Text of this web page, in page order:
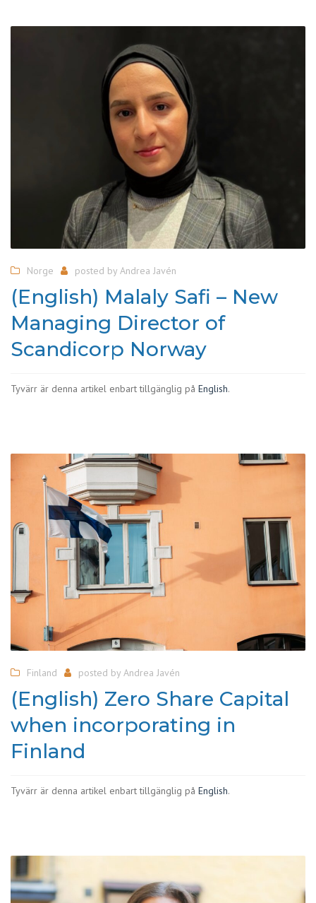
Norge posted by Andrea Javén
(English) Malaly Safi – New
Managing Director of
Scandicorp Norway
Tyvärr är denna artikel enbart tillgänglig på English.
Finland posted by Andrea Javén
(English) Zero Share Capital
when incorporating in
Finland
Tyvärr är denna artikel enbart tillgänglig på English.